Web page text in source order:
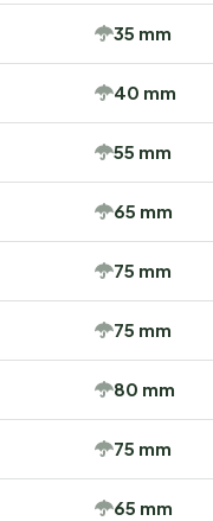
35 mm
40 mm
55 mm
65 mm
75 mm
75 mm
80 mm
75 mm
65 mm